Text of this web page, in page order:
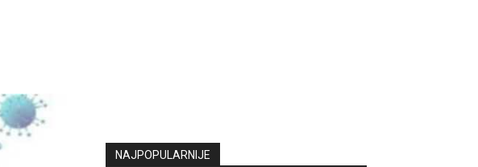
NAJPOPULARNIJE